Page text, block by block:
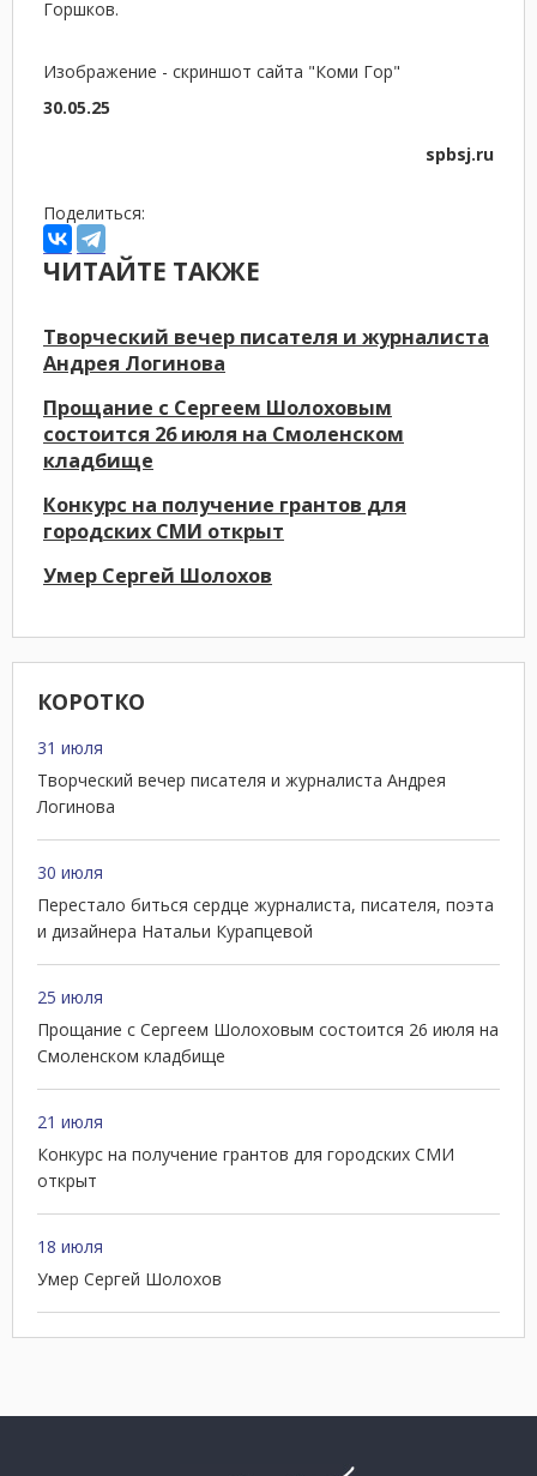
КОРОТКО
31 июля
Творческий вечер писателя и журналиста Андрея
Логинова
30 июля
Перестало биться сердце журналиста, писателя, поэта
и дизайнера Натальи Курапцевой
25 июля
Прощание с Сергеем Шолоховым состоится 26 июля на
Смоленском кладбище
21 июля
Конкурс на получение грантов для городских СМИ
открыт
18 июля
Умер Сергей Шолохов
Горшков.
Изображение - скриншот сайта "Коми Гор"
30.05.25
spbsj.ru
Поделиться:
ЧИТАЙТЕ ТАКЖЕ
Творческий вечер писателя и журналиста
Андрея Логинова
Прощание с Сергеем Шолоховым
состоится 26 июля на Смоленском
кладбище
Конкурс на получение грантов для
городских СМИ открыт
Умер Сергей Шолохов